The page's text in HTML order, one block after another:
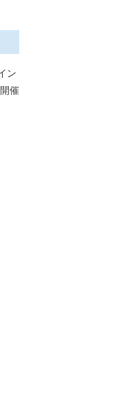
ン
催